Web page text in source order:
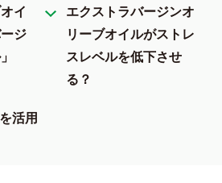
イ
ジ
エクストラバージンオ
リーブオイルがストレ
スレベルを低下させ
る？
活用